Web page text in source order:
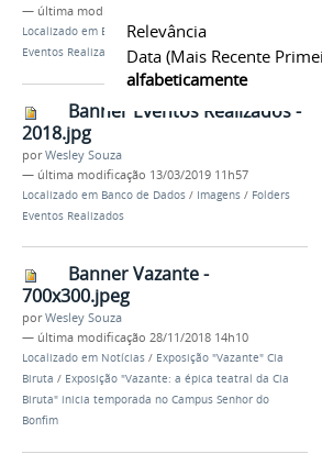
Relevância
Data (mais Recente
alfabeticamente
— última modificação
Localizado em Banco de Dados /Imagens
Eventos Realizados
Banner Eventos Realizados -
2018.jpg
porWesley Souza
— última modificação 13/03/2019 11h57
Localizado em Banco de Dados / Imagens / Folders
Eventos Realizados
Banner Vazante -
700x300.jpeg
porWesley Souza
— última modificação 28/11/2018 14h10
Localizado em Notícias / Exposição "Vazante" Cia
Biruta / Exposição "Vazante: a épica teatral da Cia
Biruta" inicia temporada no Campus Senhor do
Bonfim